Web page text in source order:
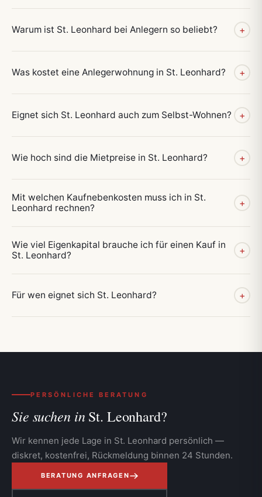
Warum ist St. Leonhard bei Anlegern so beliebt? +
Was kostet eine Anlegerwohnung in St. Leonhard? +
Eignet sich St. Leonhard auch zum Selbst-Wohnen? +
Wie hoch sind die Mietpreise in St. Leonhard? +
Mit welchen Kaufnebenkosten muss ich in St.
Leonhard rechnen?
+
Wie viel Eigenkapital brauche ich für einen Kauf in
St. Leonhard?
+
Für wen eignet sich St. Leonhard? +
PERSÖNLICHE BERATUNG
Sie suchen inSt. Leonhard?
Wir kennen jede Lage in St. Leonhard persönlich —
diskret, kostenfrei, Rückmeldung binnen 24 Stunden.
BERATUNG ANFRAGEN